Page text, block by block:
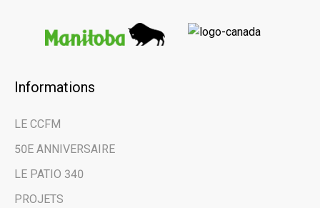
Informations
LE CCFM
50E ANNIVERSAIRE
LE PATIO 340
PROJETS
Restez au courant
des dernières
nouvelles et des